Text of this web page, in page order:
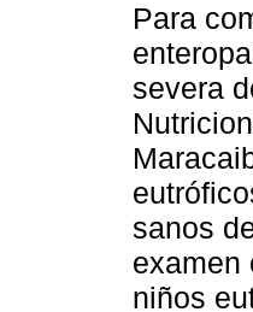
Para
severa
sanos
examen
niños